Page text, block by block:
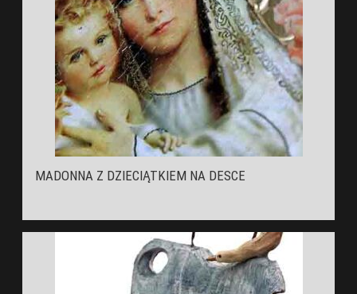
MADONNA Z DZIECIĄTKIEM NA DESCE